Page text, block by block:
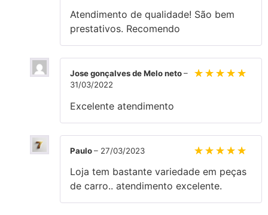
Avaliação
Atendimento de qualidade! São bem
prestativos. Recomendo
Jose gonçalves de Melo neto–
31/03/2022
Excelente atendimento
Avaliação
Paulo– 27/03/2023
Loja tem bastante variedade em peças
de carro.. atendimento excelente.